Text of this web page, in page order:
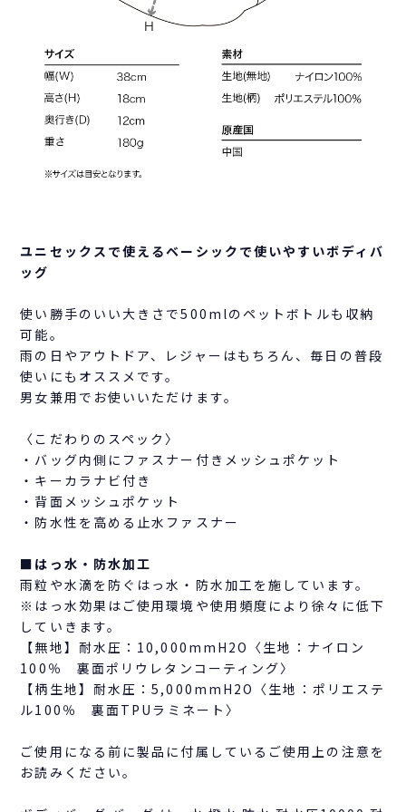
ユニセックスで使えるベーシックで使いやすいボディバ
ッグ
使い勝手のいい大きさで500mlのペットボトルも収納
可能。
雨の日やアウトドア、レジャーはもちろん、毎日の普段
使いにもオススメです。
男女兼用でお使いいただけます。
〈こだわりのスペック〉
・バッグ内側にファスナー付きメッシュポケット
・キーカラナビ付き
・背面メッシュポケット
・防水性を高める止水ファスナー
■はっ水・防水加工
雨粒や水滴を防ぐはっ水・防水加工を施しています。
※はっ水効果はご使用環境や使用頻度により徐々に低下
していきます。
【無地】耐水圧：10,000mmH2O〈生地：ナイロン
100％ 裏面ポリウレタンコーティング〉
【柄生地】耐水圧：5,000mmH2O〈生地：ポリエステ
ル100％ 裏面TPUラミネート〉
ご使用になる前に製品に付属しているご使用上の注意を
お読みください。